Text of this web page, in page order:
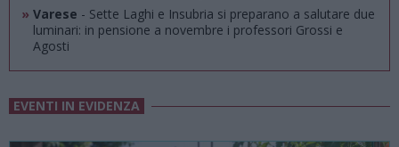
» Varese - Sette Laghi e Insubria si preparano a salutare due
luminari: in pensione a novembre i professori Grossi e
Agosti
EVENTI IN EVIDENZA